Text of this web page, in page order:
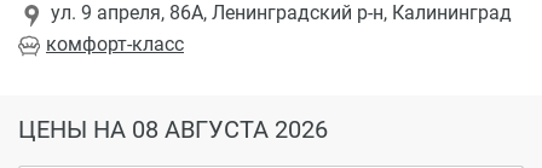
комфорт-класс
ул. 9 апреля, 86А, Ленинградский р-н, Калининград
ЦЕНЫ НА 08 АВГУСТА 2026